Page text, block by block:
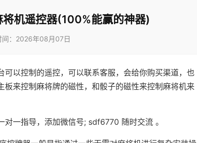
机遥控器(100%能赢的神器)
间：2026年08月07日
以控制的遥控，可以联系客服，会给你购买渠道，也
来控制麻将牌的磁性，和骰子的磁性来控制麻将机来
一指导，添加微信号; sdf6770 随时交流 。